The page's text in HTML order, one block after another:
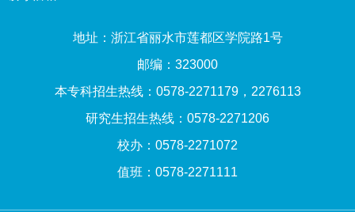
地址：浙江省丽水市莲都区学院路1号
邮编：323000
本专科招生热线：0578-2271179，2276113
研究生招生热线：0578-2271206
校办：0578-2271072
值班：0578-2271111